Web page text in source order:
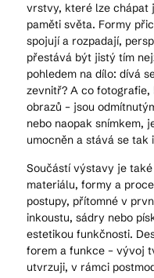
vrstvy, které lze chápat
paměti světa. Formy
spojují a rozpadají,
přestává být jistý tím
pohledem na dílo: dívá
zevnitř? A co
obrazů – jsou
nebo naopak snímkem,
umocněn a stává se tak
Součástí výstavy je
materiálu, formy a
postupy, přítomné v
inkoustu, sádry nebo
estetikou funkčnosti.
forem a funkce – vývoj
utvrzuji, v rámci